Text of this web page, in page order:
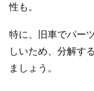
性も。
特に、旧車でパー
しいため、分解す
ましょう。